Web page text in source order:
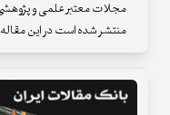
مجلات معتبر علمی و
منتشر شده است در این